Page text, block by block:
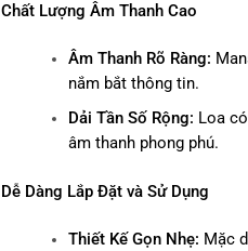
Chất Lượng Âm Thanh Cao
Âm Thanh Rõ Ràng:
nắm bắt thông tin.
Dải Tần Số Rộng: Loa
âm thanh phong phú.
Dễ Dàng Lắp Đặt và Sử Dụng
Thiết Kế Gọn Nhẹ: Mặc